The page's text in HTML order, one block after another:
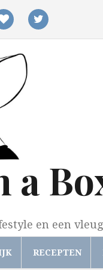
bloglovintwitter
a
en een
RECEPTEN